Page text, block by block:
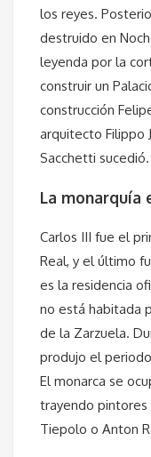
los reyes.
destruido en
leyenda por la
construir un
construcción
arquitecto Filippo
Sacchetti sucedió.
La monarquía
Carlos III fue el
Real, y el último
es la residencia
no está habitada
de la Zarzuela.
produjo el
El monarca se
trayendo
Tiepolo o Anton